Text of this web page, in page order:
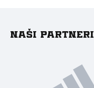
Naši partneri